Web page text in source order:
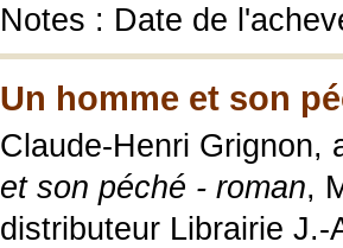
Notes : Date de
Un homme et son
Claude-Henri Grignon,
et son péché - roman,
distributeur Librairie